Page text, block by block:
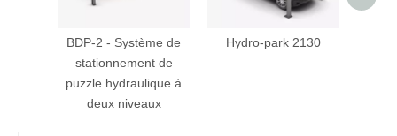
BDP-2 - Système de
stationnement de
puzzle hydraulique à
deux niveaux
Hydro-park 2130